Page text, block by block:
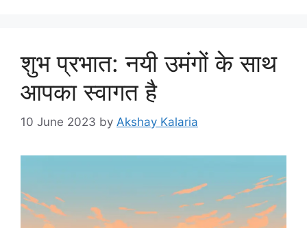
शुभ प्रभात: नयी उमंगों के साथ
आपका स्वागत है
10 June 2023 by Akshay Kalaria